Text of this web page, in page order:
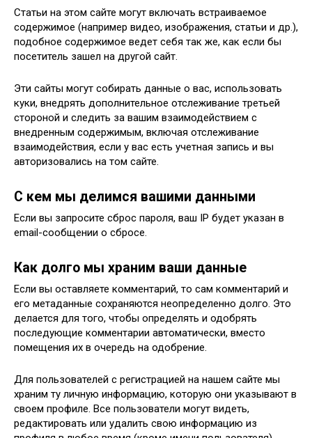
Статьи на этом сайте могут включать встраиваемое
содержимое (например видео, изображения, статьи и др.),
подобное содержимое ведет себя так же, как если бы
посетитель зашел на другой сайт.
Эти сайты могут собирать данные о вас, использовать
куки, внедрять дополнительное отслеживание третьей
стороной и следить за вашим взаимодействием с
внедренным содержимым, включая отслеживание
взаимодействия, если у вас есть учетная запись и вы
авторизовались на том сайте.
С кем мы делимся вашими данными
Если вы запросите сброс пароля, ваш IP будет указан в
email-сообщении о сбросе.
Как долго мы храним ваши данные
Если вы оставляете комментарий, то сам комментарий и
его метаданные сохраняются неопределенно долго. Это
делается для того, чтобы определять и одобрять
последующие комментарии автоматически, вместо
помещения их в очередь на одобрение.
Для пользователей с регистрацией на нашем сайте мы
храним ту личную информацию, которую они указывают в
своем профиле. Все пользователи могут видеть,
редактировать или удалить свою информацию из